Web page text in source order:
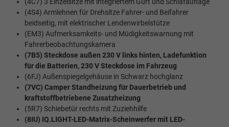
(4C7) 3 Einzelsitze mit integriertem Gurt und Schlafauflage
(4S4) Armlehnen für Drehsitze Fahrer- und Beifahrer
beidseitig, mit elektrischer Lendenwirbelstütze
(EM3) Aufmerksamkeits- und Müdigkeitswarnung mit
Fahrerbeobachtungskamera
(7B5) Steckdose außen 230 V links hinten, Ladefunktion
für die Batterien, 230 V Steckdose im Fahrzeug
(6FJ) Außenspiegelgehäuse in Schwarz hochglanz
(7VC) Camper Standheizung für Dauerbetrieb und
kraftstoffbetriebene Zusatzheizung
(5R7) Schiebetür rechts mit Zuziehhilfe
(8IU) IQ.LIGHT-LED-Matrix-Scheinwerfer mit LED-